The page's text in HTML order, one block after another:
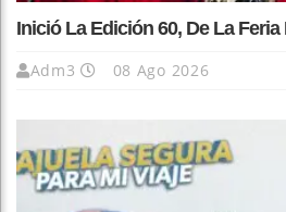
Inició La Edición 60, De La
Adm3 08 Ago 2026